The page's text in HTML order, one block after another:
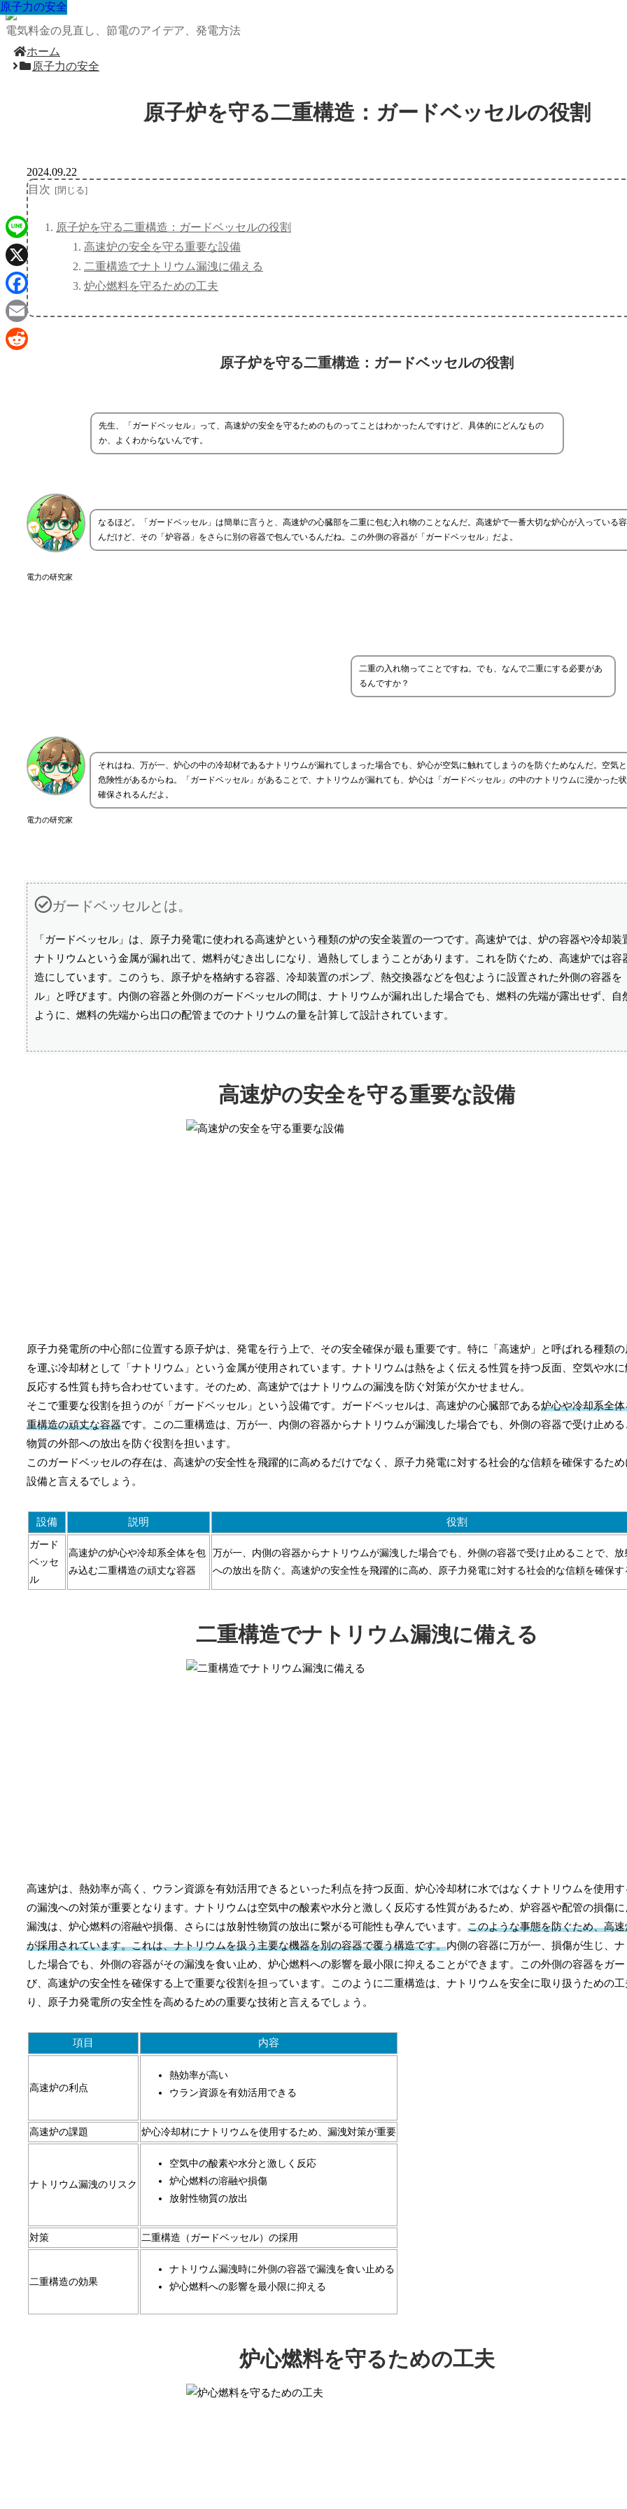
電気料金の見直し、節電のアイデア、発電方法
ホーム
原子力の安全
原子炉を守る二重構造：ガードベッセルの役割
原子力の安全
2024.09.22
目次
原子炉を守る二重構造：ガードベッセルの役割
高速炉の安全を守る重要な設備
二重構造でナトリウム漏洩に備える
炉心燃料を守るための工夫
原子炉を守る二重構造：ガードベッセルの役割
先生、「ガードベッセル」って、高速炉の安全を守るためのものってことはわかったんですけど、具体的にどんなもの
か、よくわからないんです。
電力の研究家
なるほど。「ガードベッセル」は簡単に言うと、高速炉の心臓部を二重に包む入れ物のことなんだ。高速炉で一番大切な炉心が入っている
んだけど、その「炉容器」をさらに別の容器で包んでいるんだね。この外側の容器が「ガードベッセル」だよ。
二重の入れ物ってことですね。でも、なんで二重にする必要があ
るんですか？
電力の研究家
それはね、万が一、炉心の中の冷却材であるナトリウムが漏れてしまった場合でも、炉心が空気に触れてしまうのを防ぐためなんだ。空気
危険性があるからね。「ガードベッセル」があることで、ナトリウムが漏れても、炉心は「ガードベッセル」の中のナトリウムに浸かった
確保されるんだよ。
ガードベッセルとは。
「ガードベッセル」は、原子力発電に使われる高速炉という種類の炉の安全装置の一つです。高速炉では、炉の容器や冷却装
ナトリウムという金属が漏れ出て、燃料がむき出しになり、過熱してしまうことがあります。これを防ぐため、高速炉では容
造にしています。このうち、原子炉を格納する容器、冷却装置のポンプ、熱交換器などを包むように設置された外側の容器を
ル」と呼びます。内側の容器と外側のガードベッセルの間は、ナトリウムが漏れ出した場合でも、燃料の先端が露出せず、自
ように、燃料の先端から出口の配管までのナトリウムの量を計算して設計されています。
高速炉の安全を守る重要な設備
原子力発電所の中心部に位置する原子炉は、発電を行う上で、その安全確保が最も重要です。特に「高速炉」と呼ばれる種類
を運ぶ冷却材として「ナトリウム」という金属が使用されています。ナトリウムは熱をよく伝える性質を持つ反面、空気や水
反応する性質も持ち合わせています。そのため、高速炉ではナトリウムの漏洩を防ぐ対策が欠かせません。
そこで重要な役割を担うのが「ガードベッセル」という設備です。ガードベッセルは、高速炉の心臓部である炉心や冷却系全
重構造の頑丈な容器です。この二重構造は、万が一、内側の容器からナトリウムが漏洩した場合でも、外側の容器で受け止め
物質の外部への放出を防ぐ役割を担います。
このガードベッセルの存在は、高速炉の安全性を飛躍的に高めるだけでなく、原子力発電に対する社会的な信頼を確保するた
設備と言えるでしょう。
設備 説明 役割
ガード
ベッセ
ル
高速炉の炉心や冷却系全体を包
み込む二重構造の頑丈な容器
万が一、内側の容器からナトリウムが漏洩した場合でも、外側の容器で受け止めることで、
への放出を防ぐ。高速炉の安全性を飛躍的に高め、原子力発電に対する社会的な信頼を確保す
二重構造でナトリウム漏洩に備える
高速炉は、熱効率が高く、ウラン資源を有効活用できるといった利点を持つ反面、炉心冷却材に水ではなくナトリウムを使用
の漏洩への対策が重要となります。ナトリウムは空気中の酸素や水分と激しく反応する性質があるため、炉容器や配管の損傷
漏洩は、炉心燃料の溶融や損傷、さらには放射性物質の放出に繋がる可能性も孕んでいます。 このような事態を防ぐため、高
が採用されています。これは、ナトリウムを扱う主要な機器を別の容器で覆う構造です。内側の容器に万が一、損傷が生じ、
した場合でも、外側の容器がその漏洩を食い止め、炉心燃料への影響を最小限に抑えることができます。この外側の容器をガ
び、高速炉の安全性を確保する上で重要な役割を担っています。このように二重構造は、ナトリウムを安全に取り扱うための
り、原子力発電所の安全性を高めるための重要な技術と言えるでしょう。
項目 内容
高速炉の利点
熱効率が高い
ウラン資源を有効活用できる
高速炉の課題 炉心冷却材にナトリウムを使用するため、漏洩対策が重要
ナトリウム漏洩のリスク
空気中の酸素や水分と激しく反応
炉心燃料の溶融や損傷
放射性物質の放出
対策 二重構造（ガードベッセル）の採用
二重構造の効果
ナトリウム漏洩時に外側の容器で漏洩を食い止める
炉心燃料への影響を最小限に抑える
炉心燃料を守るための工夫
原子力の安全
原子力の安全
原子力の安全
原子力の安全
原子力の安全
原子力の安全
原子力の安全
原子力の安全
Line
X
Facebook
Email